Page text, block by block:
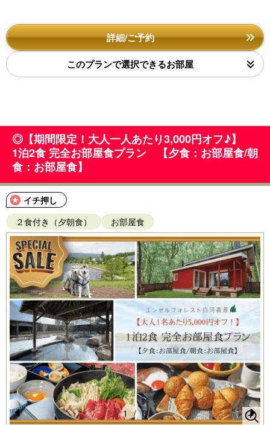
詳細/ご予約
このプランで選択できるお部屋
◎【期間限定！大人一人あたり3,000円オフ♪】
1泊2食 完全お部屋食プラン 【夕食：お部屋食/朝
食：お部屋食】
イチ押し
２食付き（夕朝食）
お部屋食
1 / 3